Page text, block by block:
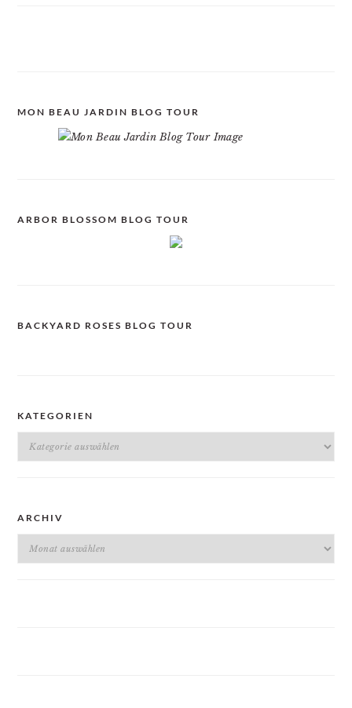
MON BEAU JARDIN BLOG TOUR
ARBOR BLOSSOM BLOG TOUR
BACKYARD ROSES BLOG TOUR
KATEGORIEN
Kategorien
ARCHIV
Archiv